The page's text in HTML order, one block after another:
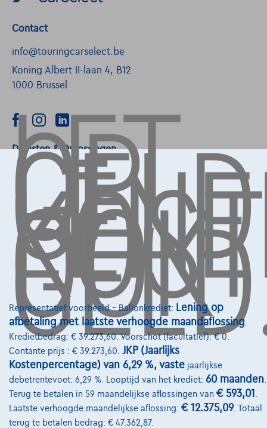
LET
OP,
GELD
KOST
OOK
Representatief voorbeeld – Ballonkrediet: Lening op
afbetaling met laatste verhoogde maandaflossing
Kredietbedrag: € 39.273,60. Voorschot (facultatief): € 0.
Contante prijs : € 39.273,60. JKP (Jaarlijks
Kostenpercentage) van 6,29 %, vaste jaarlijkse
debetrentevoet: 6,29 %. Looptijd van het krediet: 60 maanden
Terug te betalen in 59 maandelijkse aflossingen van € 593,01
Laatste verhoogde maandelijkse aflossing: € 12.375,09. Totaal
terug te betalen bedrag: € 47.362,87.
Contact
info@touringcarselect.be
Koning Albert II-laan 4, B12
1000 Brussel
Diensten & Oplossingen
Pechverhelping verzekering
Financiering
Autoverzekering
Lease en persoonlijke lease
Over Ons
Word klant
Wie zijn we
Kwaliteitscharter
Onze dealers
Onze partners
Onze team